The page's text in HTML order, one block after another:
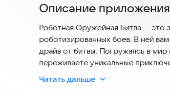
Описание приложения
Роботная Оружейная Битва — это
роботизированных боев. В ней
драйв от битвы. Погружаясь в
переживаете уникальные
боевых действий, которая
В игре вы будете сражаться с
Читать дальше